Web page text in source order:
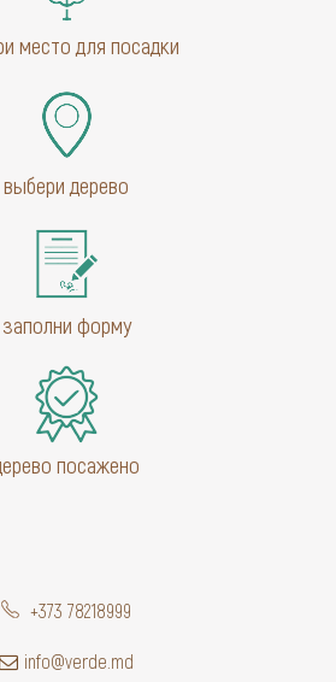
место для посадки
выбери дерево
заполни форму
посажено
+373 78218999
info@verde.md